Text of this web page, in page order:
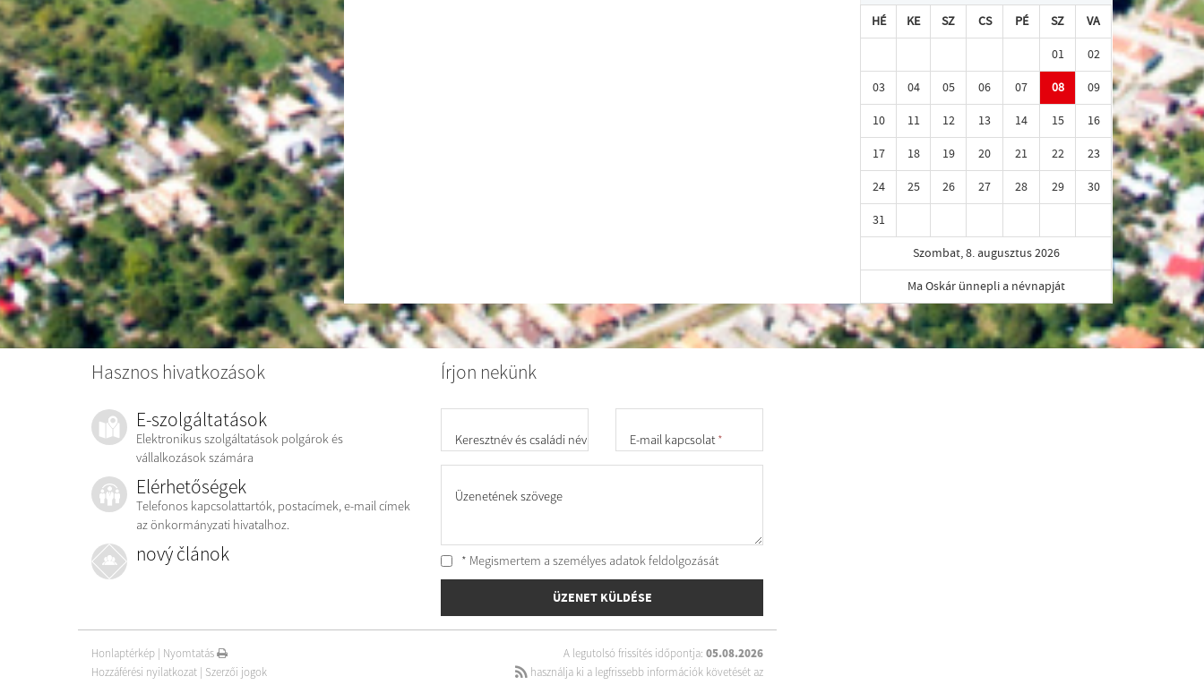
HÉ KE SZ CS PÉ SZ
VA
01
02
03
04 05 06 07 08
09
10
11 12 13 14 15
16
17
18 19 20 21 22
23
24
25 26 27 28 29
30
31
Szombat, 8. augusztus 2026
Ma Oskár ünnepli a névnapját
Írjon nekünk
Keresztnév és családi név E-mail kapcsolat*
Üzenetének szövege
* Megismertem a személyes adatok feldolgozását
ÜZENET KÜLDÉSE
Hasznos hivatkozások
E-szolgáltatások
Elektronikus szolgáltatások polgárok és
vállalkozások számára
Elérhetőségek
Telefonos kapcsolattartók, postacímek, e-mail címek
az önkormányzati hivatalhoz.
nový článok
A legutolsó frissítés időpontja: 05.08.2026
használja ki a legfrissebb információk követését az
Honlaptérkép | Nyomtatás
Hozzáférési nyilatkozat | Szerzői jogok